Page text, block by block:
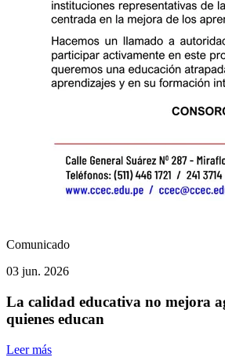
Comunicado
03 jun. 2026
La calidad educativa no mejora
quienes educan
Leer más